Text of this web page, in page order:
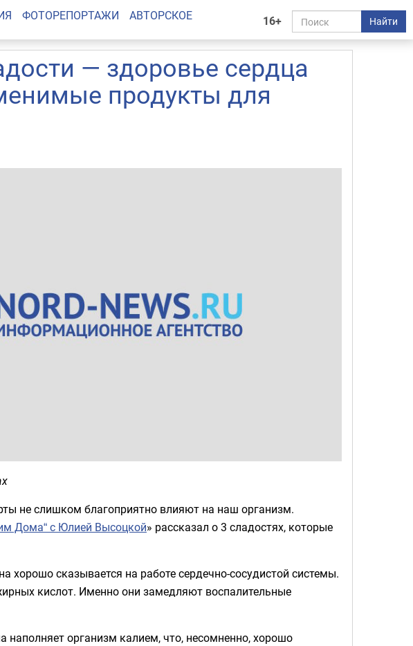
16+ Найти
ФОТОРЕПОРТАЖИ АВТОРСКОЕ
— здоровье сердца
продукты для
не слишком благоприятно влияют на наш организм.
Дома“ с Юлией Высоцкой» рассказал о 3 сладостях, которые
хорошо сказывается на работе сердечно-сосудистой системы.
кислот. Именно они замедляют воспалительные
наполняет организм калием, что, несомненно, хорошо